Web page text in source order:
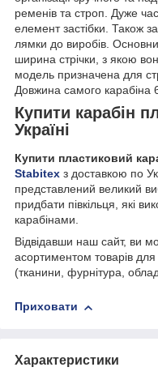
ременів та строп. Дуже
елемент застібки. Також
лямки до виробів.
ширина стрічки, з якою
модель призначена для
Довжина самого карабіна
Купити карабін
Україні
Купити пластиковий
Stabitex з доставкою по
представлений великий
придбати півкільця, які
карабінами.
Відвідавши наш сайт, ви
асортиментом товарів
(тканини, фурнітура,
Приховати
Характеристики